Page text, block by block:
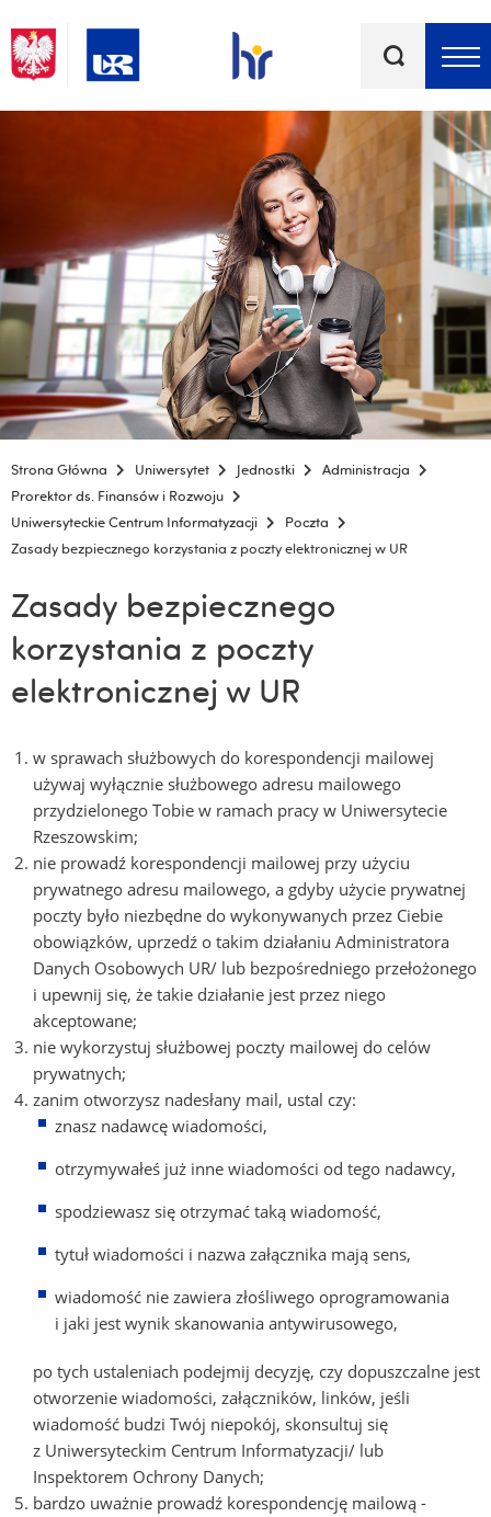
kluczowe
Strona Główna Uniwersytet Jednostki
Administracja
Prorektor ds. Finansów i Rozwoju
Uniwersyteckie Centrum Informatyzacji
Poczta
Zasady bezpiecznego korzystania z poczty elektronicznej w UR
Zasady bezpiecznego
korzystania z poczty
elektronicznej w UR
w sprawach służbowych do korespondencji mailowej
używaj wyłącznie służbowego adresu mailowego
przydzielonego Tobie w ramach pracy w Uniwersytecie
Rzeszowskim;
nie prowadź korespondencji mailowej przy użyciu
prywatnego adresu mailowego, a gdyby użycie prywatnej
poczty było niezbędne do wykonywanych przez Ciebie
obowiązków, uprzedź o takim działaniu Administratora
Danych Osobowych UR/ lub bezpośredniego przełożonego
i upewnij się, że takie działanie jest przez niego
akceptowane;
nie wykorzystuj służbowej poczty mailowej do celów
prywatnych;
zanim otworzysz nadesłany mail, ustal czy:
znasz nadawcę wiadomości,
otrzymywałeś już inne wiadomości od tego nadawcy,
spodziewasz się otrzymać taką wiadomość,
tytuł wiadomości i nazwa załącznika mają sens,
wiadomość nie zawiera złośliwego oprogramowania
i jaki jest wynik skanowania antywirusowego,
po tych ustaleniach podejmij decyzję, czy dopuszczalne jest
otworzenie wiadomości, załączników, linków, jeśli
wiadomość budzi Twój niepokój, skonsultuj się
z Uniwersyteckim Centrum Informatyzacji/ lub
Inspektorem Ochrony Danych;
bardzo uważnie prowadź korespondencję mailową -